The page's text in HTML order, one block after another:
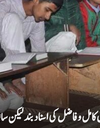
و فاضل کی اسناد بند لیکن